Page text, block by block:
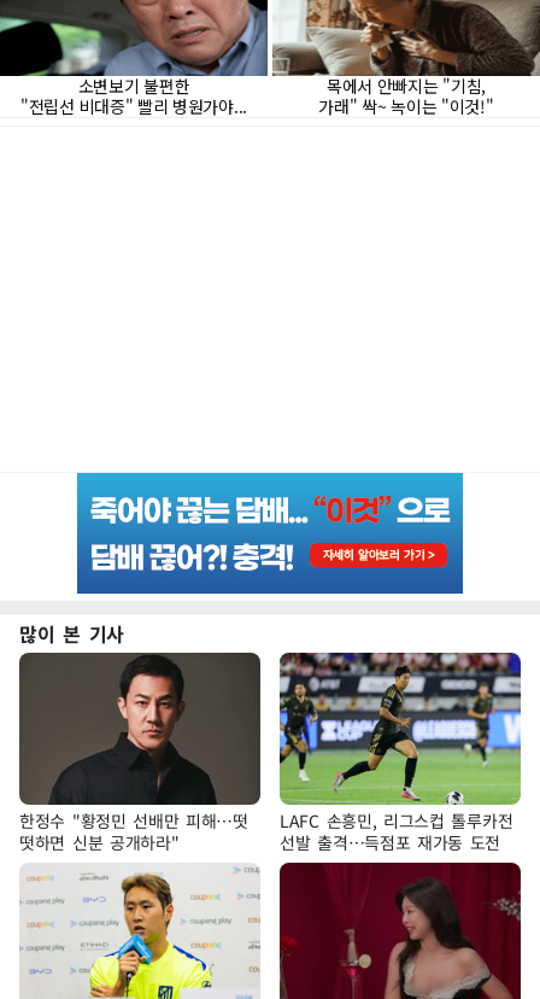
많이 본 기사
한정수 "황정민 선배만 피해…떳
떳하면 신분 공개하라"
LAFC 손흥민, 리그스컵 톨루카전
선발 출격…득점포 재가동 도전